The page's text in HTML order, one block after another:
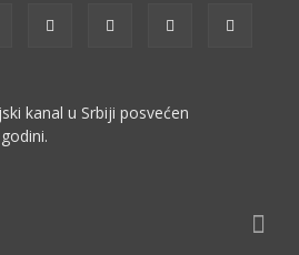
kanal u Srbiji posvećen